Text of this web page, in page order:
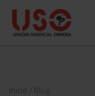
Inicio / Blog